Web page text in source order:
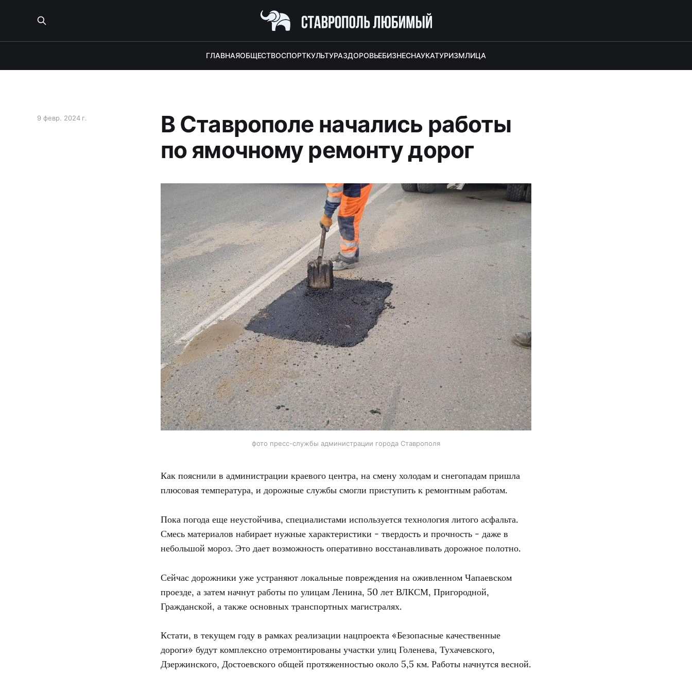
ГЛАВНАЯОБЩЕСТВОСПОРТКУЛЬТУРАЗДОРОВЬЕБИЗНЕСНАУКАТУРИЗМЛИЦА
В Ставрополе начались работы
по ямочному ремонту дорог
9 февр. 2024 г.
фото пресс-службы администрации города Ставрополя
Как пояснили в администрации краевого центра, на смену холодам и снегопадам пришла
плюсовая температура, и дорожные службы смогли приступить к ремонтным работам.
Пока погода еще неустойчива, специалистами используется технология литого асфальта.
Смесь материалов набирает нужные характеристики - твердость и прочность - даже в
небольшой мороз. Это дает возможность оперативно восстанавливать дорожное полотно.
Сейчас дорожники уже устраняют локальные повреждения на оживленном Чапаевском
проезде, а затем начнут работы по улицам Ленина, 50 лет ВЛКСМ, Пригородной,
Гражданской, а также основных транспортных магистралях.
Кстати, в текущем году в рамках реализации нацпроекта «Безопасные качественные
дороги» будут комплексно отремонтированы участки улиц Голенева, Тухачевского,
Дзержинского, Достоевского общей протяженностью около 5,5 км. Работы начнутся весной.